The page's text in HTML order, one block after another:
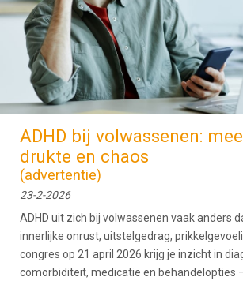
ADHD bij volwassenen:
drukte en chaos
(advertentie)
23-2-2026
ADHD uit zich bij volwassenen vaak anders
innerlijke onrust, uitstelgedrag,
congres op 21 april 2026 krijg je inzicht in
comorbiditeit, medicatie en behandelopties